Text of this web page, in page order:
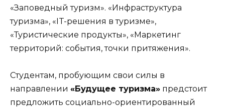
«Заповедный туризм». «Инфраструктура
туризма», «IT-решения в туризме»,
«Туристические продукты», «Маркетинг
территорий: события, точки притяжения».
Студентам, пробующим свои силы в
направлении «Будущее туризма» предстоит
предложить социально-ориентированный